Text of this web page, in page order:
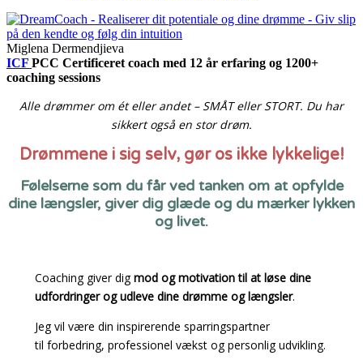
Miglena Dermendjieva
ICF PCC Certificeret coach med 12 år erfaring og 1200+
coaching sessions
Alle drømmer om ét eller andet – SMÅT eller STORT. Du har
sikkert også en stor drøm.
Drømmene i sig selv, gør os ikke lykkelige!
Følelserne som du får ved tanken om at opfylde
dine længsler, giver dig glæde og du mærker lykken
og livet.
Coaching giver digmod og motivation til at løse dine
udfordringer og udleve dine drømme og længsler.
Jeg vil være din inspirerende sparringspartner
til forbedring, professionel vækst og personlig udvikling.